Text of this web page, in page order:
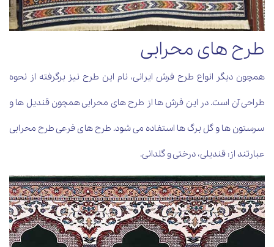
طرح های محرابی
همچون دیگر انواع طرح فرش ایرانی، نام این طرح نیز برگرفته از نحوه
طراحی آن است. در این فرش ها از طرح های محرابی همچون قندیل ها و
سرستون ها و گل برگ ها استفاده می شود. طرح های فرعی طرح محرابی
عبارتند از: قندیلی، درختی و گلدانی.